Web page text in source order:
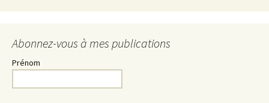
Abonnez-vous à mes publications
Prénom